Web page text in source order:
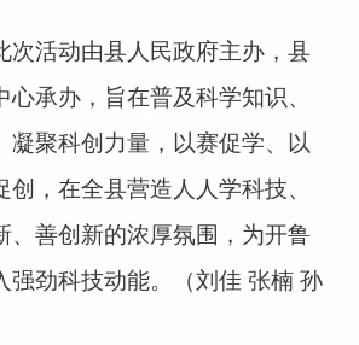
次活动由县人民政府主办，县
承办，旨在普及科学知识、
凝聚科创力量，以赛促学、以
，在全县营造人人学科技、
、善创新的浓厚氛围，为开鲁
强劲科技动能。（刘佳 张楠 孙